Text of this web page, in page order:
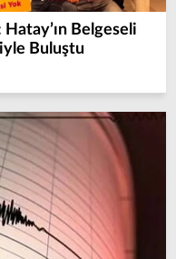
Belgeseli
Buluştu